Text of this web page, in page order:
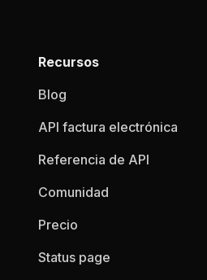
Recursos
Blog
API factura electrónica
Referencia de API
Comunidad
Precio
Status page